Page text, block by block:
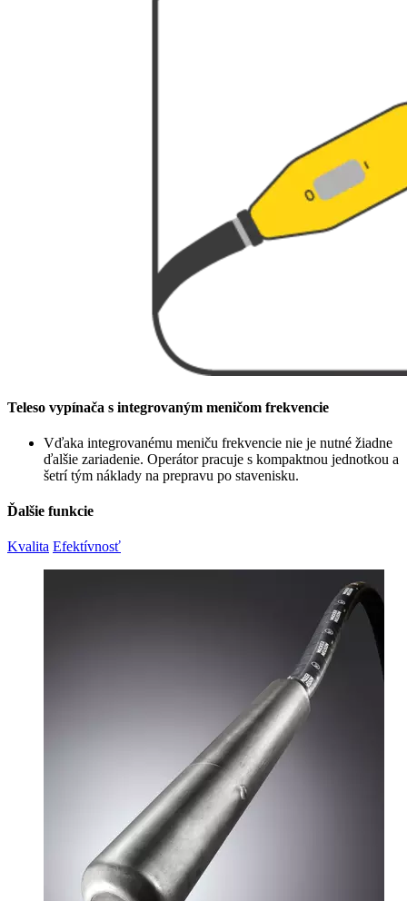
Teleso vypínača s integrovaným meničom frekvencie
Vďaka integrovanému meniču frekvencie nie je nutné žiadne
ďalšie zariadenie. Operátor pracuje s kompaktnou jednotkou a
šetrí tým náklady na prepravu po stavenisku.
Ďalšie funkcie
Kvalita Efektívnosť